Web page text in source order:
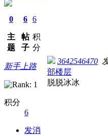
0
主
题
6
帖
子
6
积
分
新手上路
积分
6
发消
3642546470
部楼层
脱脱冰冰